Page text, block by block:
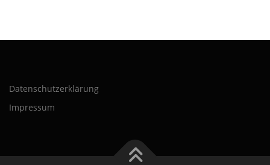
Datenschutzerklärung
Impressum